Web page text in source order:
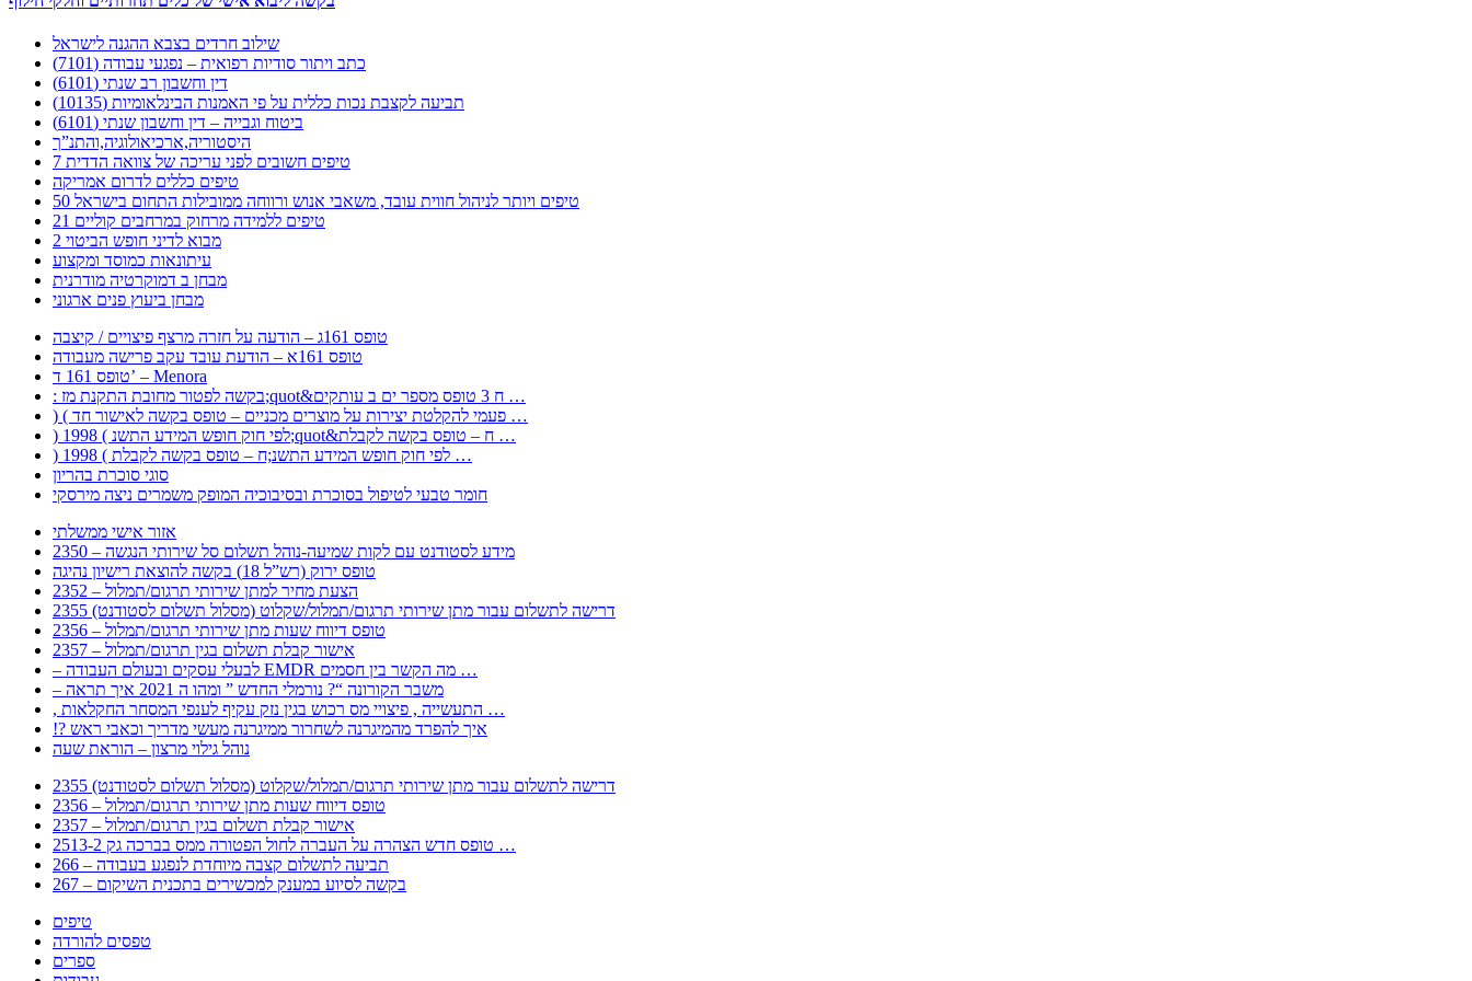
שילוב חרדים בצבא ההגנה לישראל
כתב ויתור סודיות רפואית – נפגעי עבודה (7101)
דין וחשבון רב שנתי (6101)
תביעה לקצבת נכות כללית על פי האמנות הבינלאומיות (10135)
ביטוח וגבייה – דין וחשבון שנתי (6101)
היסטוריה,ארכיאולוגיה,והתנ”ך
7 טיפים חשובים לפני עריכה של צוואה הדדית
טיפים כללים לדרום אמריקה
50 טיפים ויותר לניהול חווית עובד, משאבי אנוש ורווחה ממובילות התחום בישראל
21 טיפים ללמידה מרחוק במרחבים קוליים
מבוא לדיני חופש הביטוי 2
עיתונאות כמוסד ומקצוע
מבחן ב דמוקרטיה מודרנית
מבחן ביעוץ פנים ארגוני
טופס 161ג – הודעה על חזרה מרצף פיצויים / קיצבה
טופס 161א – הודעת עובד עקב פרישה מעבודה
טופס 161 ד’ – Menora
: בקשה לפטור מחובת התקנת מז;quot&ח 3 טופס מספר ים ב עותקים …
) ( פעמי להקלטת יצירות על מוצרים מכניים – טופס בקשה לאישור חד …
) 1998 ( לפי חוק חופש המידע התשנ;quot&ח – טופס בקשה לקבלת …
) 1998 ( לפי חוק חופש המידע התשנ;ח – טופס בקשה לקבלת …
סוגי סוכרת בהריון
חומר טבעי לטיפול בסוכרת ובסיבוכיה המופק משמרים ניצה מירסקי
אזור אישי ממשלתי
2350 – מידע לסטודנט עם לקות שמיעה-נוהל תשלום סל שירותי הנגשה
טופס ירוק (רש”ל 18) בקשה להוצאת רישיון נהיגה
2352 – הצעת מחיר למתן שירותי תרגום/תמלול
2355 דרישה לתשלום עבור מתן שירותי תרגום/תמלול/שקלוט (מסלול תשלום לסטודנט)
2356 – טופס דיווח שעות מתן שירותי תרגום/תמלול
2357 – אישור קבלת תשלום בגין תרגום/תמלול
– לבעלי עסקים ובעולם העבודה EMDR מה הקשר בין חסמים …
– משבר הקורונה “? נורמלי החדש ” ומהו ה 2021 איך תראה
, התעשייה , פיצויי מס רכוש בגין נזק עקיף לענפי המסחר החקלאות …
!? איך להפרד מהמיגרנה לשחרור ממיגרנה מעשי מדריך וכאבי ראש
נוהל גילוי מרצון – הוראת שעה
2355 דרישה לתשלום עבור מתן שירותי תרגום/תמלול/שקלוט (מסלול תשלום לסטודנט)
2356 – טופס דיווח שעות מתן שירותי תרגום/תמלול
2357 – אישור קבלת תשלום בגין תרגום/תמלול
2513-2 טופס חדש הצהרה על העברה לחול הפטורה ממס בברכה גק …
266 – תביעה לתשלום קצבה מיוחדת לנפגע בעבודה
267 – בקשה לסיוע במענק למכשירים בתכנית השיקום
טיפים
טפסים להורדה
ספרים